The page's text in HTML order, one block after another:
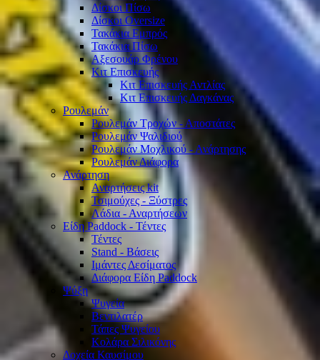
Δίσκοι Πίσω
Δίσκοι Oversize
Τακάκια Εμπρός
Τακάκια Πίσω
Αξεσουάρ Φρένου
Κιτ Επισκευής
Κιτ Επισκευής Αντλίας
Κιτ Επισκευής Δαγκάνας
Ρουλεμάν
Ρουλεμάν Τροχών - Αποστάτες
Ρουλεμάν Ψαλιδιού
Ρουλεμάν Μοχλικού - Ανάρτησης
Ρουλεμάν Διάφορα
Ανάρτηση
Αναρτήσεις kit
Τσιμούχες - Ξύστρες
Λάδια - Αναρτήσεων
Είδη Paddock - Τέντες
Τέντες
Stand - Βάσεις
Ιμάντες Δεσίματος
Διάφορα Είδη Paddock
Ψύξη
Ψυγεία
Βεντιλατέρ
Τάπες Ψυγείου
Κολάρα Σιλικόνης
Δοχεία Καυσίμου